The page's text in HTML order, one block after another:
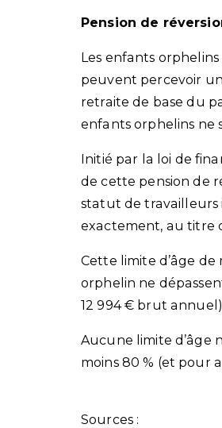
Pension de
Les enfants
peuvent percevoir
retraite de base du
enfants orphelins ne
Initié par la loi de
de cette pension de
statut de travailleurs
exactement, au titre
Cette limite d’âge de
orphelin ne
12 994 € brut
Aucune limite d’âge
moins 80 % (et pour
Sources :